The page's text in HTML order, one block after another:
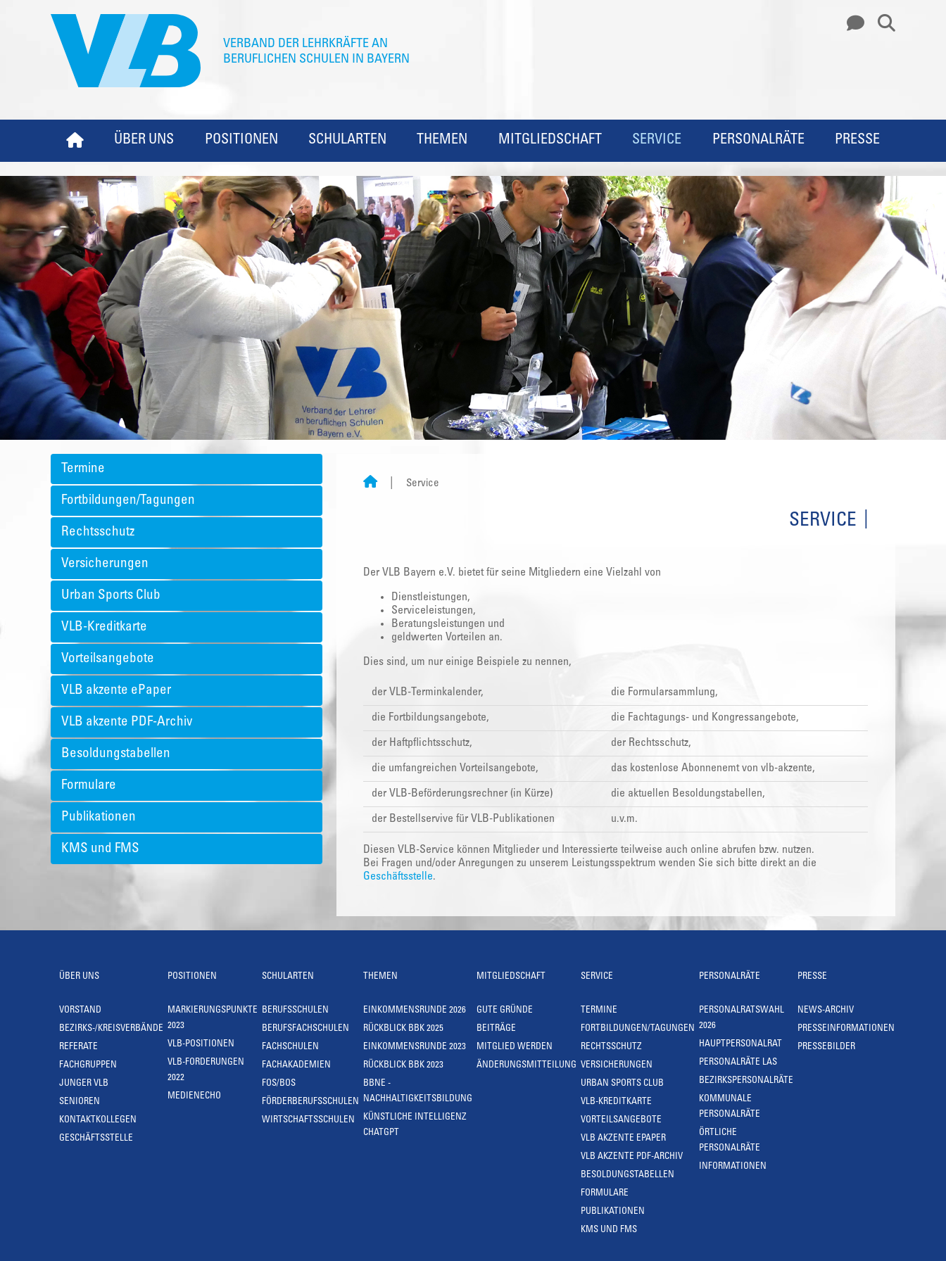
ÜBER UNS POSITIONEN SCHULARTEN THEMEN MITGLIEDSCHAFT SERVICE PERSONALRÄTE PRESSE
Termine
Fortbildungen/Tagungen
Rechtsschutz
Versicherungen
Urban Sports Club
VLB-Kreditkarte
Vorteilsangebote
VLB akzente ePaper
VLB akzente PDF-Archiv
Besoldungstabellen
Formulare
Publikationen
KMS und FMS
Service
SERVICE
Der VLB Bayern e.V. bietet für seine Mitgliedern eine Vielzahl von
Dienstleistungen,
Serviceleistungen,
Beratungsleistungen und
geldwerten Vorteilen an.
Dies sind, um nur einige Beispiele zu nennen,
der VLB-Terminkalender, die Formularsammlung,
die Fortbildungsangebote, die Fachtagungs- und Kongressangebote,
der Haftpflichtsschutz, der Rechtsschutz,
die umfangreichen Vorteilsangebote, das kostenlose Abonnenemt von vlb-akzente,
der VLB-Beförderungsrechner (in Kürze) die aktuellen Besoldungstabellen,
der Bestellservive für VLB-Publikationen u.v.m.
Diesen VLB-Service können Mitglieder und Interessierte teilweise auch online abrufen bzw. nutzen.
Bei Fragen und/oder Anregungen zu unserem Leistungsspektrum wenden Sie sich bitte direkt an die
Geschäftsstelle.
ÜBER UNS
VORSTAND
BEZIRKS-/KREISVERBÄNDE
REFERATE
FACHGRUPPEN
JUNGER VLB
SENIOREN
KONTAKTKOLLEGEN
GESCHÄFTSSTELLE
POSITIONEN
MARKIERUNGSPUNKTE
2023
VLB-POSITIONEN
VLB-FORDERUNGEN
2022
MEDIENECHO
SCHULARTEN
BERUFSSCHULEN
BERUFSFACHSCHULEN
FACHSCHULEN
FACHAKADEMIEN
FOS/BOS
FÖRDERBERUFSSCHULEN
WIRTSCHAFTSSCHULEN
THEMEN
EINKOMMENSRUNDE 2026
RÜCKBLICK BBK 2025
EINKOMMENSRUNDE 2023
RÜCKBLICK BBK 2023
BBNE -
NACHHALTIGKEITSBILDUNG
KÜNSTLICHE INTELLIGENZ
CHATGPT
MITGLIEDSCHAFT
GUTE GRÜNDE
BEITRÄGE
MITGLIED WERDEN
ÄNDERUNGSMITTEILUNG
SERVICE
TERMINE
FORTBILDUNGEN/TAGUNGEN
RECHTSSCHUTZ
VERSICHERUNGEN
URBAN SPORTS CLUB
VLB-KREDITKARTE
VORTEILSANGEBOTE
VLB AKZENTE EPAPER
VLB AKZENTE PDF-ARCHIV
BESOLDUNGSTABELLEN
FORMULARE
PUBLIKATIONEN
KMS UND FMS
PERSONALRÄTE
PERSONALRATSWAHL
2026
HAUPTPERSONALRAT
PERSONALRÄTE LAS
BEZIRKSPERSONALRÄTE
KOMMUNALE
PERSONALRÄTE
ÖRTLICHE
PERSONALRÄTE
INFORMATIONEN
PRESSE
NEWS-ARCHIV
PRESSEINFORMATIONEN
PRESSEBILDER